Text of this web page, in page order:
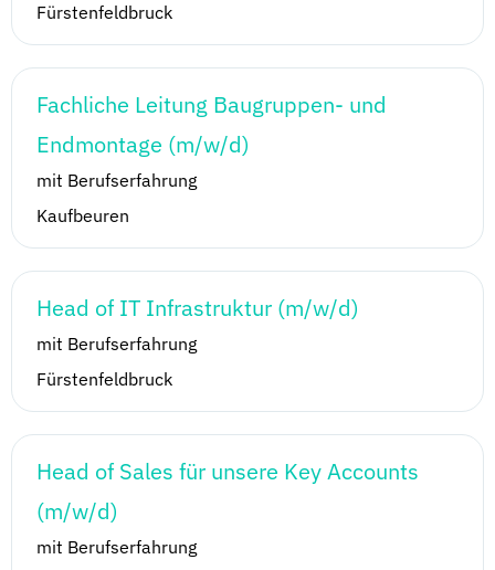
Fürstenfeldbruck
Fachliche Leitung Baugruppen- und
Endmontage (m/w/d)
mit Berufserfahrung
Kaufbeuren
Head of IT Infrastruktur (m/w/d)
mit Berufserfahrung
Fürstenfeldbruck
Head of Sales für unsere Key Accounts
(m/w/d)
mit Berufserfahrung